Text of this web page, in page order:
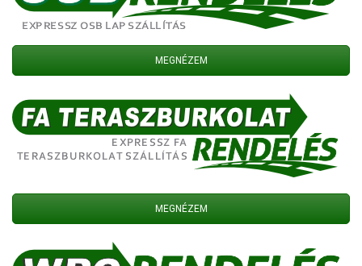
MEGNÉZEM
MEGNÉZEM